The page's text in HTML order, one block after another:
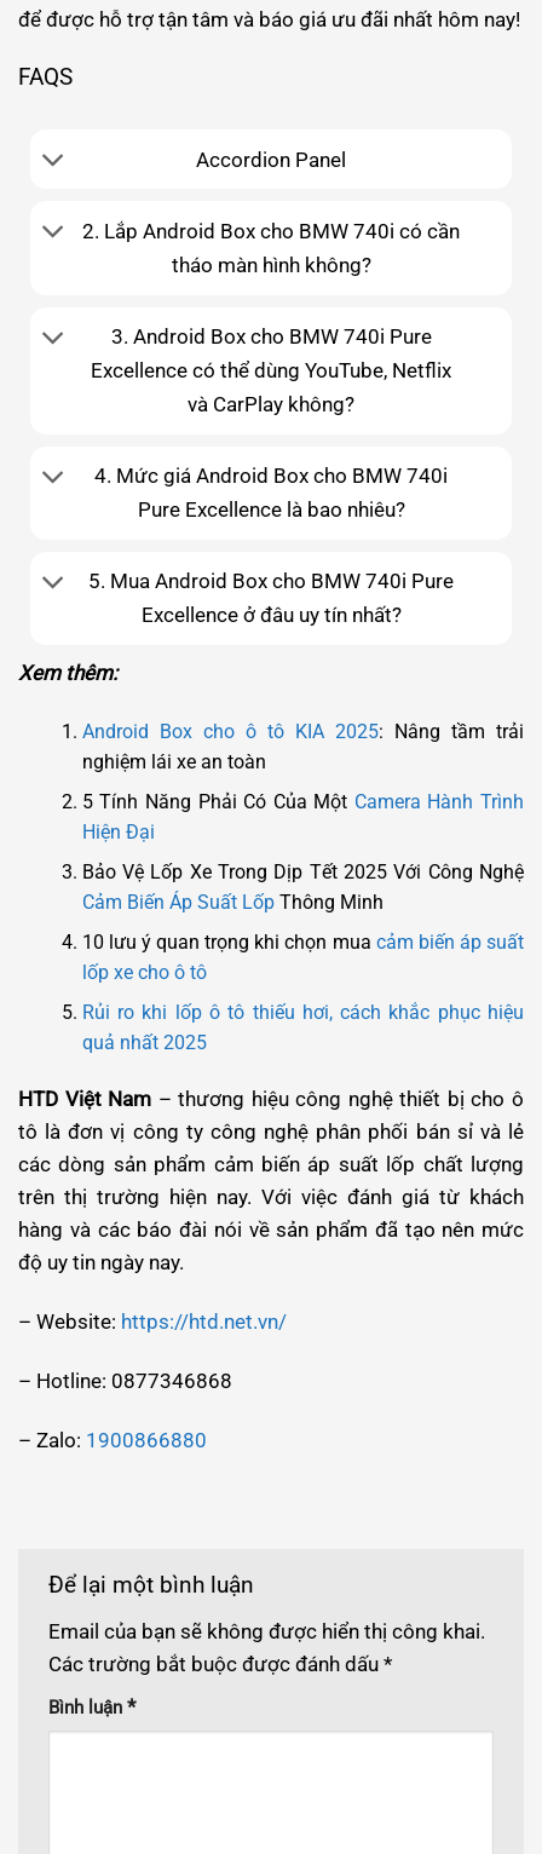
để được hỗ trợ tận tâm và báo giá ưu đãi nhất hôm nay!
FAQS
Accordion Panel
2. Lắp Android Box cho BMW 740i có cần
tháo màn hình không?
3. Android Box cho BMW 740i Pure
Excellence có thể dùng YouTube, Netflix
và CarPlay không?
4. Mức giá Android Box cho BMW 740i
Pure Excellence là bao nhiêu?
5. Mua Android Box cho BMW 740i Pure
Excellence ở đâu uy tín nhất?
Xem thêm:
Android Box cho ô tô KIA 2025: Nâng tầm trải
nghiệm lái xe an toàn
5 Tính Năng Phải Có Của Một Camera Hành Trình
Hiện Đại
Bảo Vệ Lốp Xe Trong Dịp Tết 2025 Với Công Nghệ
Cảm Biến Áp Suất LốpThông Minh
10 lưu ý quan trọng khi chọn mua cảm biến áp suất
lốp xe cho ô tô
Rủi ro khi lốp ô tô thiếu hơi, cách khắc phục hiệu
quả nhất 2025
HTD Việt Nam – thương hiệu công nghệ thiết bị cho ô
tô là đơn vị công ty công nghệ phân phối bán sỉ và lẻ
các dòng sản phẩm cảm biến áp suất lốp chất lượng
trên thị trường hiện nay. Với việc đánh giá từ khách
hàng và các báo đài nói về sản phẩm đã tạo nên mức
độ uy tin ngày nay.
– Website: https://htd.net.vn/
– Hotline: 0877346868
– Zalo: 1900866880
Để lại một bình luận
Email của bạn sẽ không được hiển thị công khai.
Các trường bắt buộc được đánh dấu *
Bình luận *